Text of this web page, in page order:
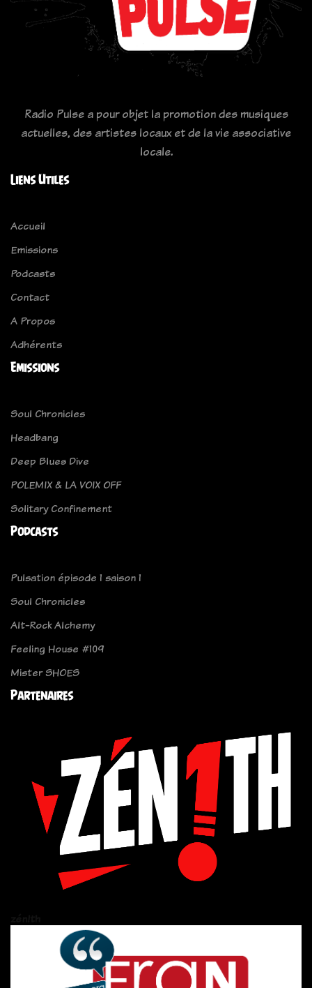
Radio Pulse a pour objet la promotion des musiques
actuelles, des artistes locaux et de la vie associative
locale.
Liens Utiles
Accueil
Emissions
Podcasts
Contact
A Propos
Adhérents
Emissions
Soul Chronicles
Headbang
Deep Blues Dive
POLEMIX & LA VOIX OFF
Solitary Confinement
Podcasts
Pulsation épisode 1 saison 1
Soul Chronicles
Alt-Rock Alchemy
Feeling House #109
Mister SHOES
Partenaires